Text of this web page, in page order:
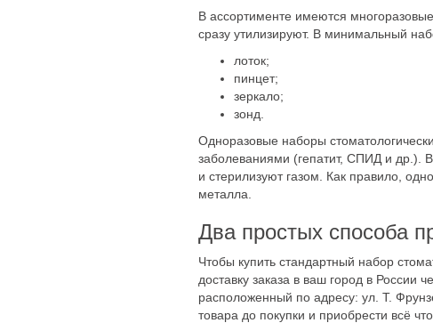
В ассортименте имеются
сразу утилизируют. В минимальный
лоток;
пинцет;
зеркало;
зонд.
Одноразовые наборы
заболеваниями (гепатит, СПИД и др.).
и стерилизуют газом. Как правило,
металла.
Два простых способа
Чтобы купить стандартный набор
доставку заказа в ваш город в России
расположенный по адресу: ул. Т.
товара до покупки и приобрести всё